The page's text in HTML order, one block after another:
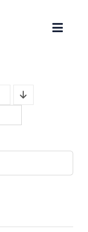
Toggle